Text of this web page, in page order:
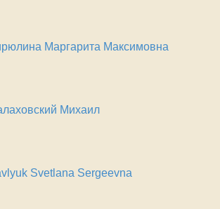
Маргарита Максимовна
Михаил
Svetlana Sergeevna